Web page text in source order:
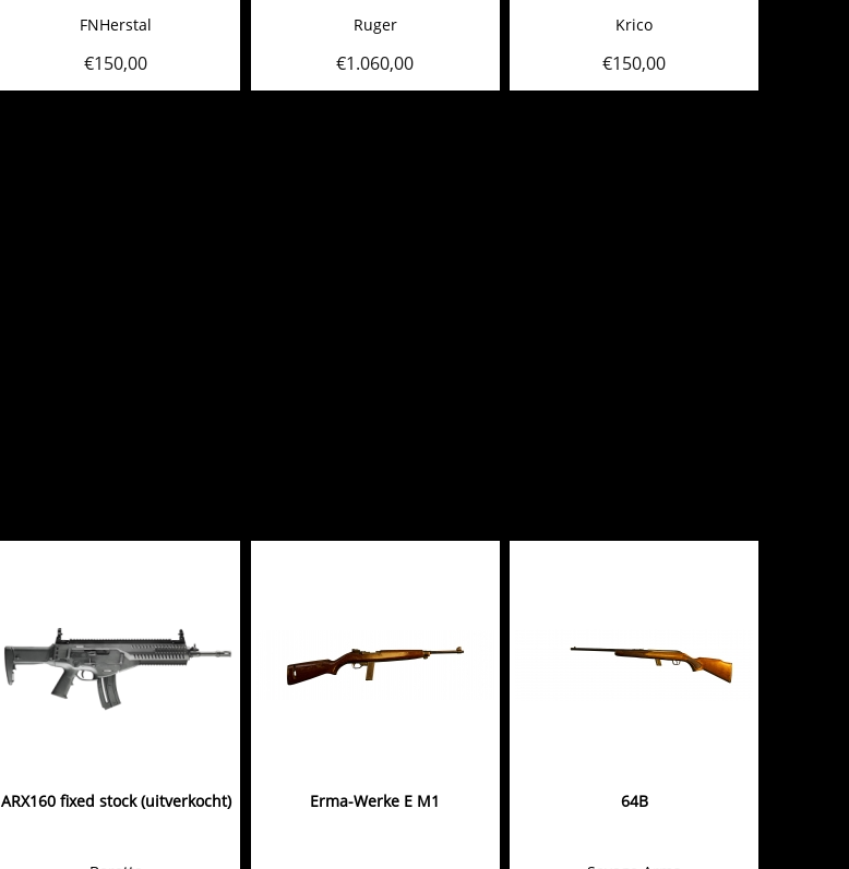
FNHerstal
€150,00
Ruger
€1.060,00
Krico
€150,00
ARX160 fixed stock (uitverkocht) Erma-Werke E M1 64B